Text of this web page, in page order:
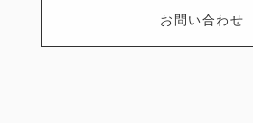
お問い合わせ